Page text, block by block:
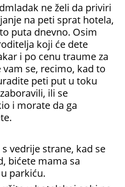
ne želi da priviri
na peti sprat hotela,
puta dnevno. Osim
koji će dete
i po cenu traume za
vam se, recimo, kad to
peti put u toku
ili se
i morate da ga
vedrije strane, kad se
bićete mama sa
parkiću.